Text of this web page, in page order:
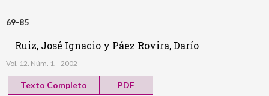
69-85
Ruiz, José Ignacio y Páez Rovira, Darío
Vol. 12. Núm. 1. - 2002
Texto Completo PDF